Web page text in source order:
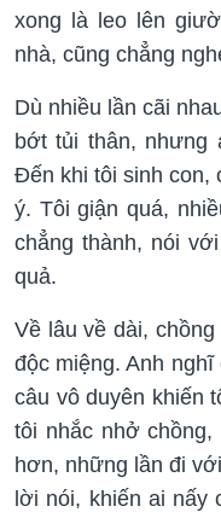
xong là leo lên
nhà, cũng chẳng
Dù nhiều lần cãi
bớt tủi thân, nhưng
Đến khi tôi sinh con,
ý. Tôi giận quá,
chẳng thành, nói
quả.
Về lâu về dài,
độc miệng. Anh
câu vô duyên khiến
tôi nhắc nhở
hơn, những lần đi
lời nói, khiến ai nấy